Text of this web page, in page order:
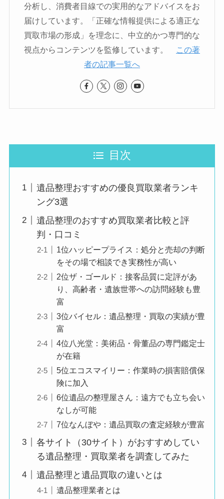
分析し、消費者目線での実用的なアドバイスをお
届けしています。「正確な情報提供による適正な
買取市場の形成」を理念に、中立的かつ専門的な
視点からコンテンツを監修しています。
この著
者の記事一覧へ
目次
遺品整理おすすめの優良買取業者ランキ
ング3選
遺品整理のおすすめ買取業者比較と評
判・口コミ
1位ハッピープライス：処分と売却の判断
をその場で相談でき実務性が高い
2位ザ・ゴールド：接客品質に定評があ
り、高齢者・遺族世帯への訪問経験も豊
富
3位バイセル：遺品整理・買取の実績が豊
富
4位八光堂：美術品・骨董品の専門鑑定士
が在籍
5位エコスマイリー：作業時の損害賠償保
険に加入
6位遺品の整理屋さん：遠方でも立ち会い
なしが可能
7位なんぼや：遺品買取の査定経験が豊富
各サイト（30サイト）がおすすめしてい
る遺品整理・買取業者を調査してみた
遺品整理と遺品買取の違いとは
遺品整理業者とは